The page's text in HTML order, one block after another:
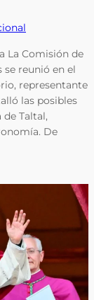
La Comisión de
reunió en el
representante
las posibles
de Taltal,
De